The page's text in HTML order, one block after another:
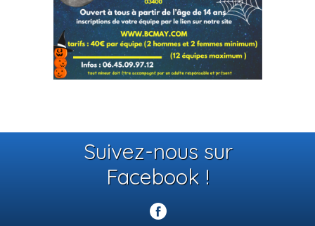
Suivez-nous sur
Facebook !